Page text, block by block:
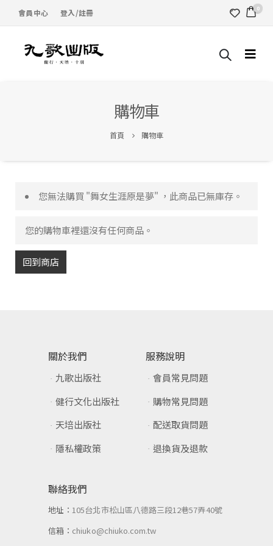
會員中心 登入/註冊 0
購物車
首頁 購物車
您無法購買 "舞女生涯原是夢" ，此商品已無庫存。
您的購物車裡還沒有任何商品。
回到商店
關於我們
九歌出版社
健行文化出版社
天培出版社
隱私權政策
服務說明
會員常見問題
購物常見問題
配送取貨問題
退換貨及退款
聯絡我們
地址：105台北市松山區八德路三段12巷57弄40號
信箱： chiuko@chiuko.com.tw